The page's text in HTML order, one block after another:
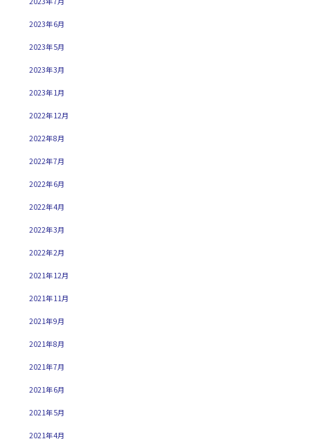
2023年6月
2023年5月
2023年3月
2023年1月
2022年12月
2022年8月
2022年7月
2022年6月
2022年4月
2022年3月
2022年2月
2021年12月
2021年11月
2021年9月
2021年8月
2021年7月
2021年6月
2021年5月
2021年4月